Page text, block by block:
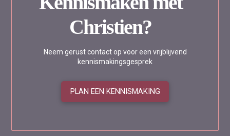
Christien?
Neem gerust contact op voor een vrijblijvend
kennismakingsgesprek
PLAN EEN KENNISMAKING